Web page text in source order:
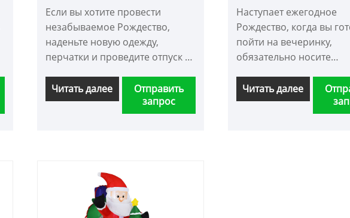
сетовой сетью
Если вы хотите провести
незабываемое Рождество,
наденьте новую одежду,
перчатки и проведите отпуск с
Читать далее
Отправить
запрос
Наступает ежегодное
Рождество, когда вы
пойти на вечеринку,
обязательно носите
чтобы согреться и
себя.
Читать далее